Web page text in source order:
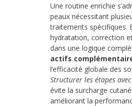
Une routine enrichie
peaux nécessitant
traitements spécifiques.
hydratation, correction
dans une logique
actifs
l’efficacité globale des
Structurer les étapes
évite la surcharge
améliorant la